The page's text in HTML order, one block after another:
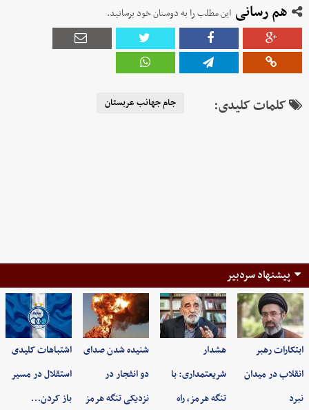
هم رسانی این مطلب را به دوستان خود برسانید.
کلمات کلیدی: جام جهانب عربستان
پیشنهاد سردبیر
ابتکارات رهبر
انقلاب در میدان
نبرد
هشدار
شریعتمداری: با
تنگه هرمز، راه
شنیده شدن صدای
دو انفجار در
نزدیکی تنگه هرمز
اشتباهات کلیدی
استقلال در مسیر
باز کردن…